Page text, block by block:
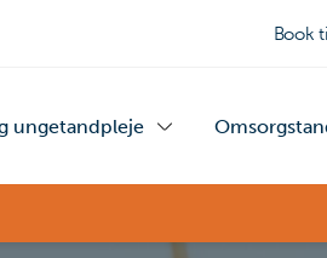
Book
ungetandpleje